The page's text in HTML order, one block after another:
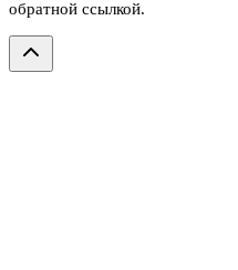
обратной ссылкой.